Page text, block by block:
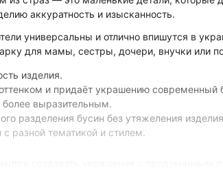
аккуратность и изысканность.
универсальны и отлично впишутся в
для мамы, сестры, дочери, внучки или
изделия.
и придаёт украшению современный
выразительным.
разделения бусин без утяжеления
разной тематикой и стилем.